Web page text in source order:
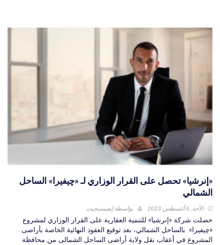
«إنرشيا» تحصل على القرار الوزاري لـ «چيفيرا» الساحل
الشمالي
الأحد, 6 أغسطس 2023 بواسطةإنفيستجيت
حصلت شركة «إنرشيا» للتنمية العقارية على القرار الوزاري لمشروع
«چيفيرا» بالساحل الشمالي، بعد توقيع العقود النهائية الخاصة بأراضى
المشروع في أعقاب نقل ولاية أراضى الساحل الشمالى من محافظة